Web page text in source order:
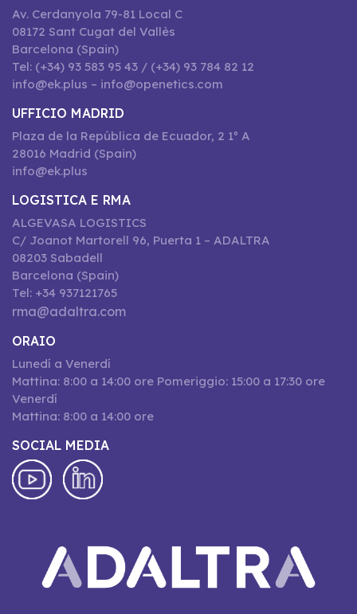
Av. Cerdanyola 79-81 Local C
08172 Sant Cugat del Vallès
Barcelona (Spain)
Tel: (+34) 93 583 95 43 / (+34) 93 784 82 12
info@ek.plus – info@openetics.com
UFFICIO MADRID
Plaza de la República de Ecuador, 2 1º A
28016 Madrid (Spain)
info@ek.plus
LOGISTICA E RMA
ALGEVASA LOGISTICS
C/ Joanot Martorell 96, Puerta 1 – ADALTRA
08203 Sabadell
Barcelona (Spain)
Tel: +34 937121765
rma@adaltra.com
ORAIO
Lunedí a Venerdí
Mattina: 8:00 a 14:00 ore Pomeriggio: 15:00 a 17:30 ore
Venerdí
Mattina: 8:00 a 14:00 ore
SOCIAL MEDIA